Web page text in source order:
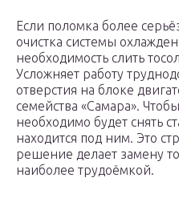
Если поломка более
очистка системы
необходимость слить
Усложняет работу
отверстия на блоке
семейства «Самара».
необходимо будет снять
находится под ним. Это
решение делает замену
наиболее трудоёмкой.